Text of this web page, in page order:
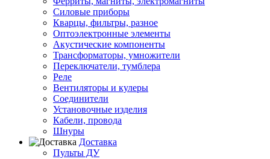
Силовые приборы
Кварцы, фильтры, разное
Оптоэлектронные элементы
Акустические компоненты
Трансформаторы, умножители
Переключатели, тумблера
Реле
Вентиляторы и кулеры
Соединители
Установочные изделия
Кабели, провода
Шнуры
Доставка
Пульты ДУ